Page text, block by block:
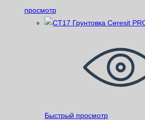
просмотр
Быстрый просмотр